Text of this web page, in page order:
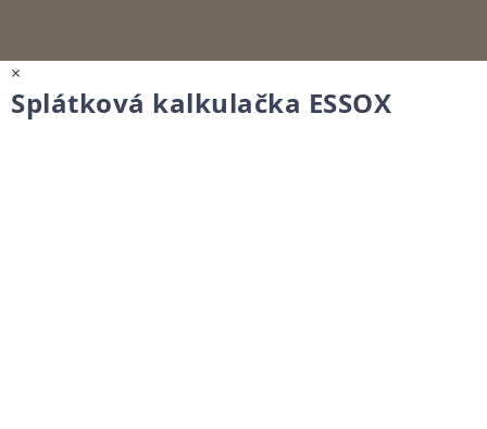
×
Splátková kalkulačka ESSOX